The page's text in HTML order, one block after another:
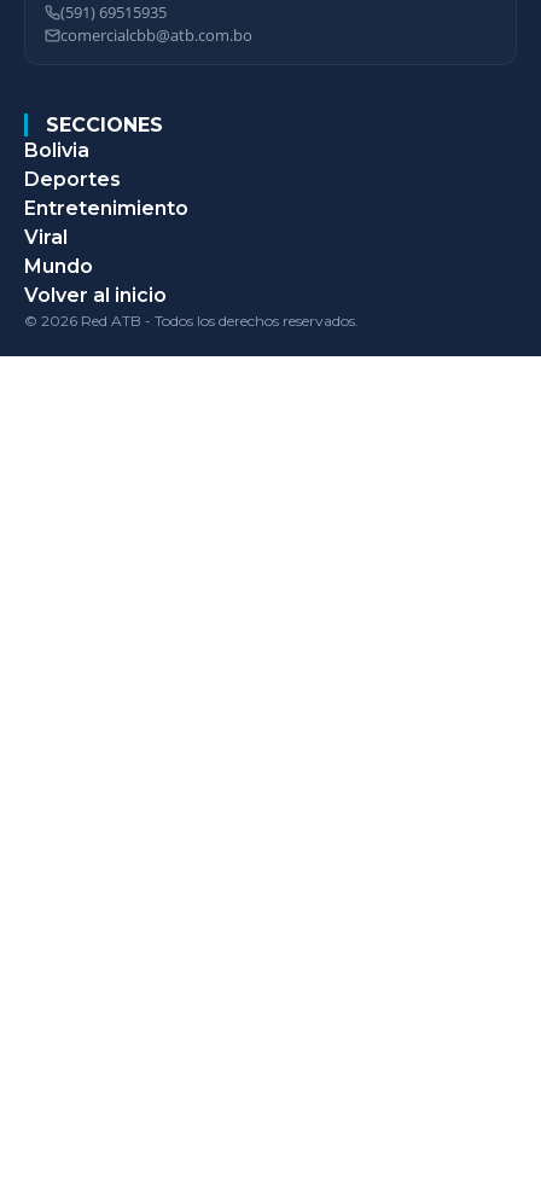
(591) 69515935
comercialcbb@atb.com.bo
SECCIONES
Bolivia
Deportes
Entretenimiento
Viral
Mundo
Volver al inicio
© 2026 Red ATB - Todos los derechos reservados.